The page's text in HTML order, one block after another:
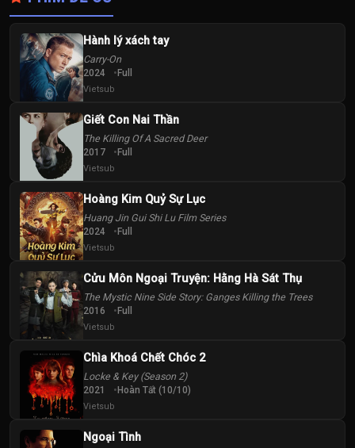
Hành lý xách tay
Carry-On
2024 Full
Vietsub
Giết Con Nai Thần
The Killing Of A Sacred Deer
2017 Full
Vietsub
Hoàng Kim Quỷ Sự Lục
Huang Jin Gui Shi Lu Film Series
2024 Full
Vietsub
Cửu Môn Ngoại Truyện: Hằng Hà Sát Thụ
The Mystic Nine Side Story: Ganges Killing the Trees
2016 Full
Vietsub
Chìa Khoá Chết Chóc 2
Locke & Key (Season 2)
2021 Hoàn Tất (10/10)
Vietsub
Ngoại Tình